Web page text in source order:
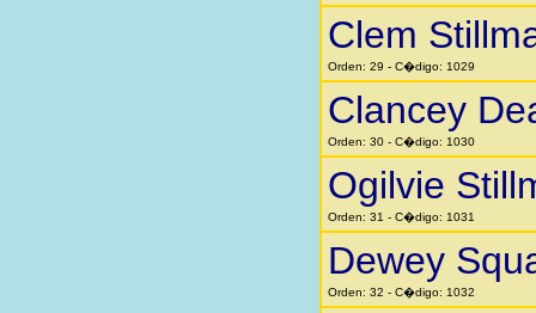
Clem
Orden: 29 - C�digo: 1029
Clancey
Orden: 30 - C�digo: 1030
Ogilvie
Orden: 31 - C�digo: 1031
Dewey
Orden: 32 - C�digo: 1032